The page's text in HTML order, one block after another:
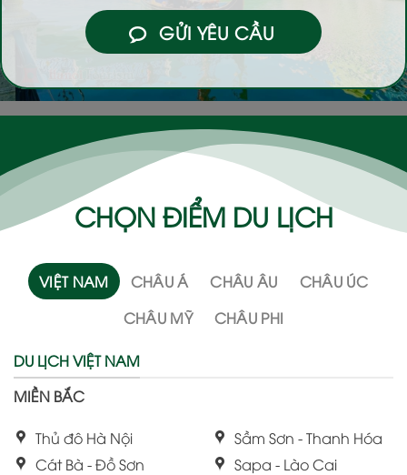
GỬI YÊU CẦU
CHỌN ĐIỂM DU LỊCH
VIỆT NAM CHÂU Á CHÂU ÂU
CHÂU ÚC
CHÂU MỸ
CHÂU PHI
DU LỊCH VIỆT NAM
MIỀN BẮC
Thủ đô Hà Nội
Cát Bà - Đồ Sơn
Sầm Sơn - Thanh Hóa
Sapa - Lào Cai